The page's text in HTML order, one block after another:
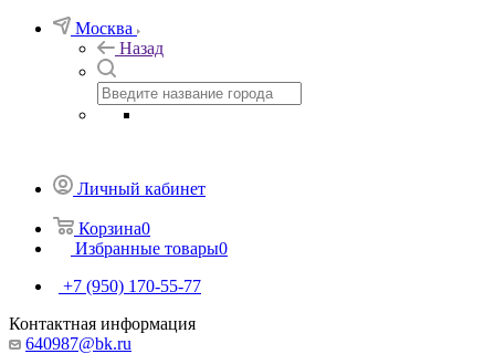
Москва
Назад
Личный кабинет
Корзина0
Избранные товары0
+7 (950) 170-55-77
Контактная информация
640987@bk.ru